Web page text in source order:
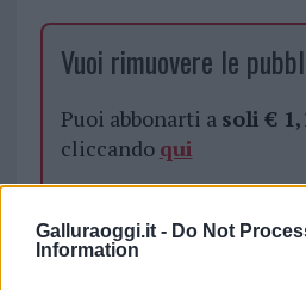
Galluraoggi.it - Do Not
Information
Vuoi rimuovere le
Puoi abbonarti a soli €
cliccando qui
Sei già abbonato?